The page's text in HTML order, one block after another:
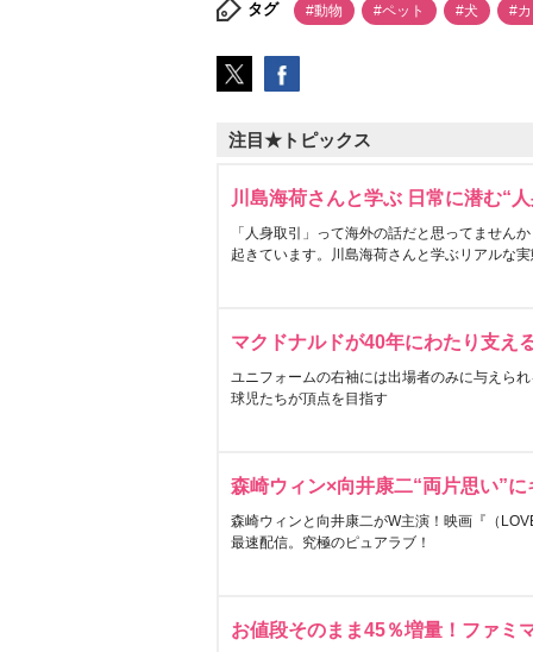
タグ #動物 #ペット #犬 #
注目★トピックス
川島海荷さんと学ぶ 日常に潜む“
「人身取引」って海外の話だと思ってません
起きています。川島海荷さんと学ぶリアルな
マクドナルドが40年にわたり支え
ユニフォームの右袖には出場者のみに与えら
球児たちが頂点を目指す
森崎ウィン×向井康二“両片思い”
森崎ウィンと向井康二がW主演！映画『（
最速配信。究極のピュアラブ！
お値段そのまま45％増量！ファミ